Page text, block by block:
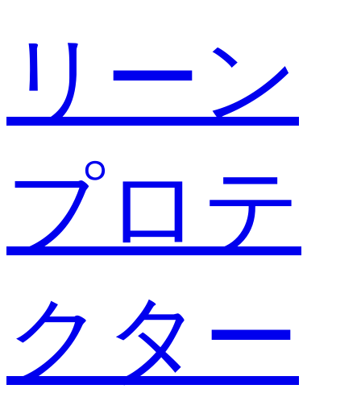
リーン
プロテ
クター